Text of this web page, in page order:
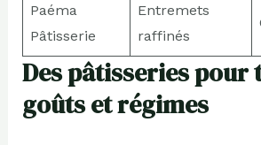
Paéma
Pâtisserie
Entremets
raffinés
Des pâtisseries pour
goûts et régimes